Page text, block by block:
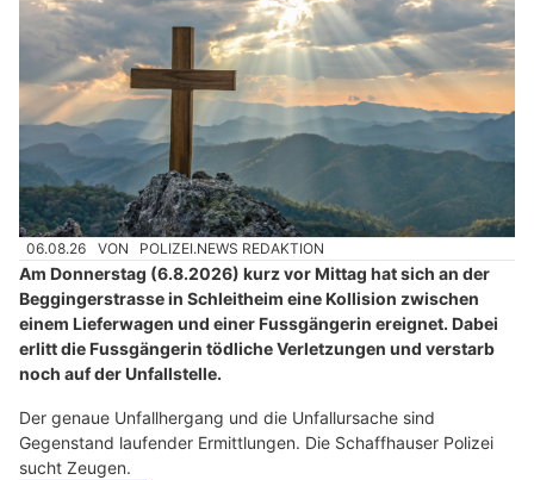
06.08.26 VON POLIZEI.NEWS REDAKTION
Am Donnerstag (6.8.2026) kurz vor Mittag hat sich an der
Beggingerstrasse in Schleitheim eine Kollision zwischen
einem Lieferwagen und einer Fussgängerin ereignet. Dabei
erlitt die Fussgängerin tödliche Verletzungen und verstarb
noch auf der Unfallstelle.
Der genaue Unfallhergang und die Unfallursache sind
Gegenstand laufender Ermittlungen. Die Schaffhauser Polizei
sucht Zeugen.